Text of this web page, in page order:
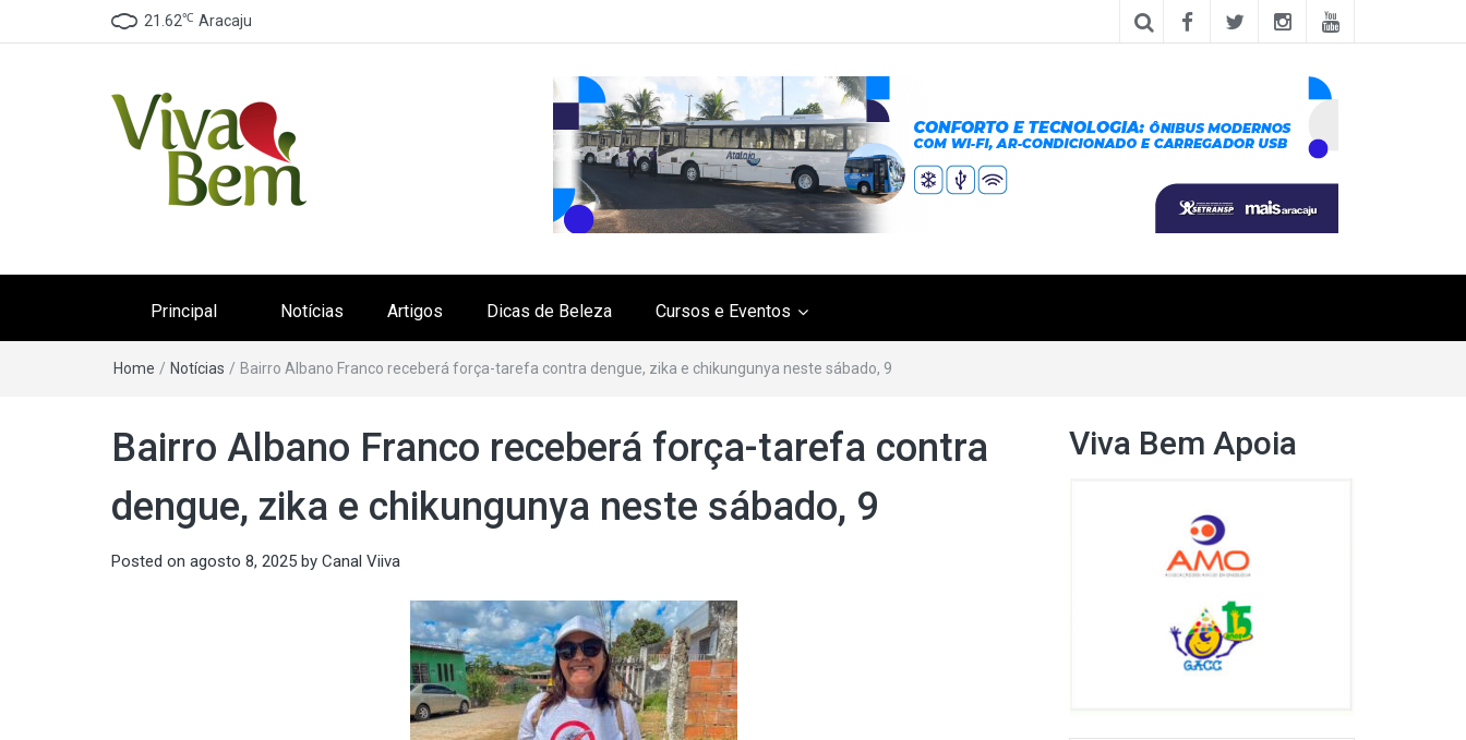
21.62℃ Aracaju
Principal Notícias Artigos Dicas de Beleza Cursos e Eventos
Home / Notícias / Bairro Albano Franco receberá força-tarefa contra dengue, zika e chikungunya neste sábado, 9
Bairro Albano Franco receberá força-tarefa contra
dengue, zika e chikungunya neste sábado, 9
Posted on agosto 8, 2025 by Canal Viiva
Viva Bem Apoia